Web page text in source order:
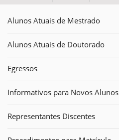
Alunos Atuais de Mestrado
Alunos Atuais de Doutorado
Egressos
Informativos para Novos Alunos
Representantes Discentes